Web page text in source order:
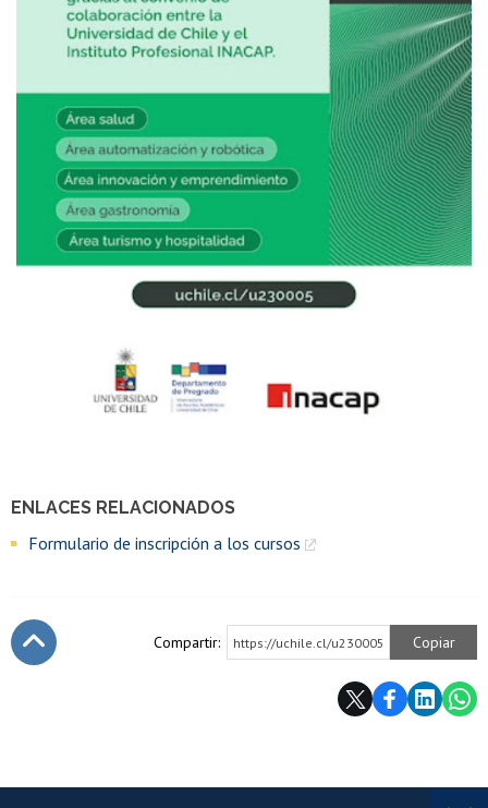
ENLACES RELACIONADOS
Formulario de inscripción a los cursos
Compartir: https://uchile.cl/u230005 Copiar